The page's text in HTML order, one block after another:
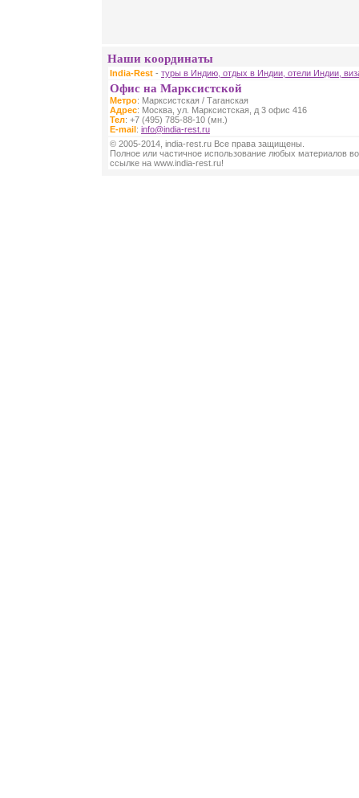
Наши координаты
India-Rest - туры в Индию, отдых в Индии, отели Индии,
Офис на Марксистской
Метро: Марксистская / Таганская
Адрес: Москва, ул. Марксистская, д 3 офис 416
Тел: +7 (495) 785-88-10 (мн.)
E-mail: info@india-rest.ru
© 2005-2014, india-rest.ru Все права защищены.
Полное или частичное использование любых материалов
ссылке на www.india-rest.ru!